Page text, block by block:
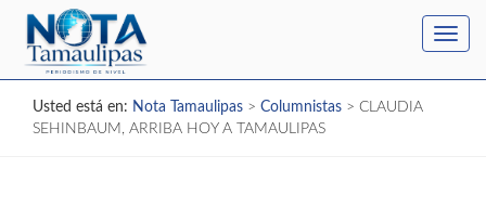
Usted está en: Nota Tamaulipas > Columnistas > CLAUDIA
SEHINBAUM, ARRIBA HOY A TAMAULIPAS